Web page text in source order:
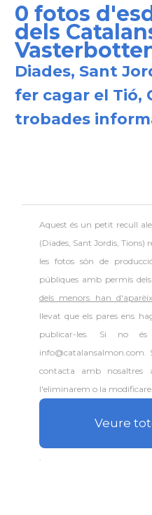
0 fotos
dels
Diades, Sant
fer cagar el Tió,
trobades
Aquest és un petit recull
(Diades, Sant Jordis, Tions)
les fotos són de
públiques amb permís
dels menors han
llevat que els pares ens
publicar-les. Si no
contacta amb nosaltres
l'eliminarem o la
Veure